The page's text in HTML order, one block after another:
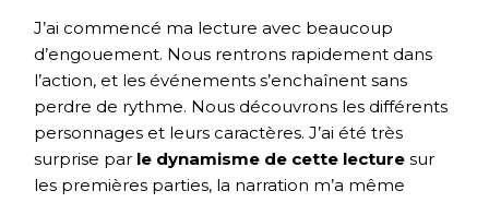
J’ai commencé ma lecture avec beaucoup
d’engouement. Nous rentrons rapidement dans
l’action, et les événements s’enchaînent sans
perdre de rythme. Nous découvrons les différents
personnages et leurs caractères. J’ai été très
surprise par le dynamisme de cette lecture sur
les premières parties, la narration m’a même